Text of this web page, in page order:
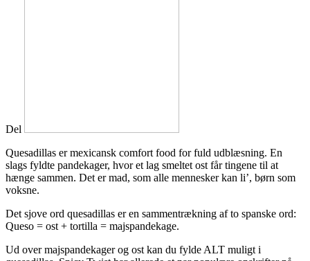
Del
Quesadillas er mexicansk comfort food for fuld udblæsning. En
slags fyldte pandekager, hvor et lag smeltet ost får tingene til at
hænge sammen. Det er mad, som alle mennesker kan li’, børn som
voksne.
Det sjove ord quesadillas er en sammentrækning af to spanske ord:
Queso = ost + tortilla = majspandekage.
Ud over majspandekager og ost kan du fylde ALT muligt i